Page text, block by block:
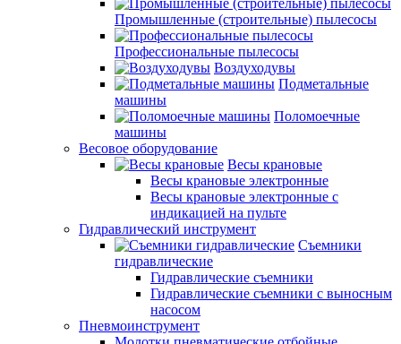
Промышленные (строительные) пылесосы
Профессиональные пылесосы
Воздуходувы
Подметальные
машины
Поломоечные
машины
Весовое оборудование
Весы крановые
Весы крановые электронные
Весы крановые электронные с
индикацией на пульте
Гидравлический инструмент
Съемники
гидравлические
Гидравлические съемники
Гидравлические cъемники с выносным
насосом
Пневмоинструмент